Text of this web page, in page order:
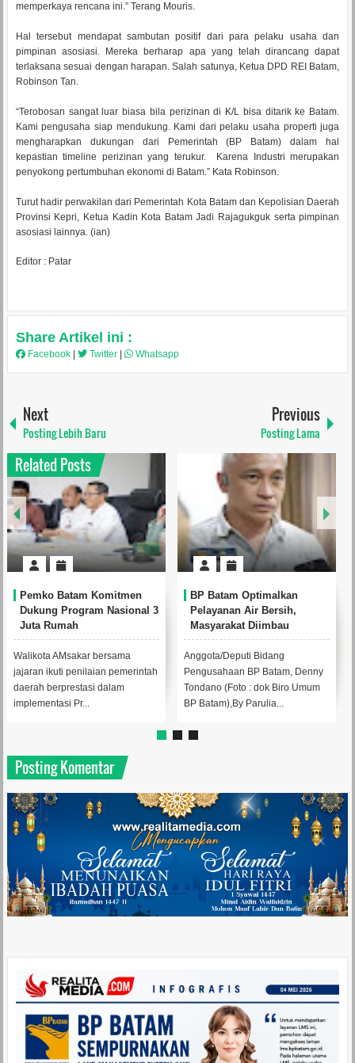
memperkaya rencana ini.” Terang Mouris.
Hal tersebut mendapat sambutan positif dari para pelaku usaha dan
pimpinan asosiasi. Mereka berharap apa yang telah dirancang dapat
terlaksana sesuai dengan harapan. Salah satunya, Ketua DPD REI Batam,
Robinson Tan.
“Terobosan sangat luar biasa bila perizinan di K/L bisa ditarik ke Batam.
Kami pengusaha siap mendukung. Kami dari pelaku usaha properti juga
mengharapkan dukungan dari Pemerintah (BP Batam) dalam hal
kepastian timeline perizinan yang terukur. Karena Industri merupakan
penyokong pertumbuhan ekonomi di Batam.” Kata Robinson.
Turut hadir perwakilan dari Pemerintah Kota Batam dan Kepolisian Daerah
Provinsi Kepri, Ketua Kadin Kota Batam Jadi Rajagukguk serta pimpinan
asosiasi lainnya. (ian)
Editor : Patar
Share Artikel ini :
Facebook Twitter Whatsapp
Next
Posting Lebih Baru
Previous
Posting Lama
Related Posts
Komitmen
Program Nasional 3
bersama
penilaian pemerintah
dalam
Pr...
BP Batam Optimalkan
Pelayanan Air Bersih,
Masyarakat Diimbau
Gunakan Air Secara Bijak
Anggota/Deputi Bidang
Pengusahaan BP Batam, Denny
Tondano (Foto : dok Biro Umum
BP Batam),By Parulia...
Bambu
Tondano
Posting Komentar